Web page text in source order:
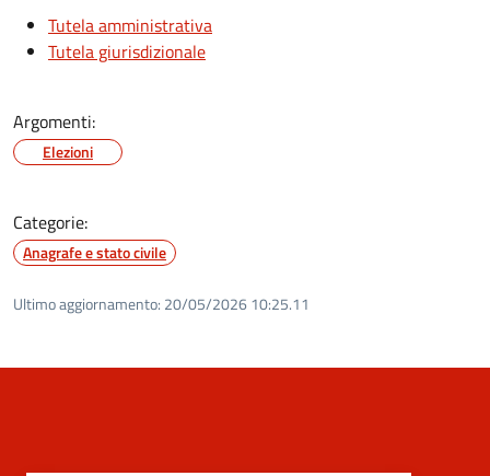
Tutela amministrativa
Tutela giurisdizionale
Argomenti:
Elezioni
Categorie:
Anagrafe e stato civile
Ultimo aggiornamento: 20/05/2026 10:25.11